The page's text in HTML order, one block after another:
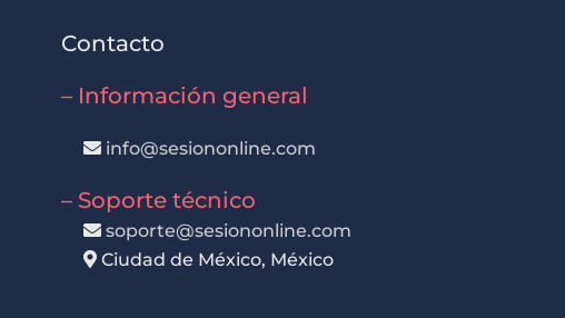
Contacto
– Información general
info@sesiononline.com
– Soporte técnico
soporte@sesiononline.com
Ciudad de México, México